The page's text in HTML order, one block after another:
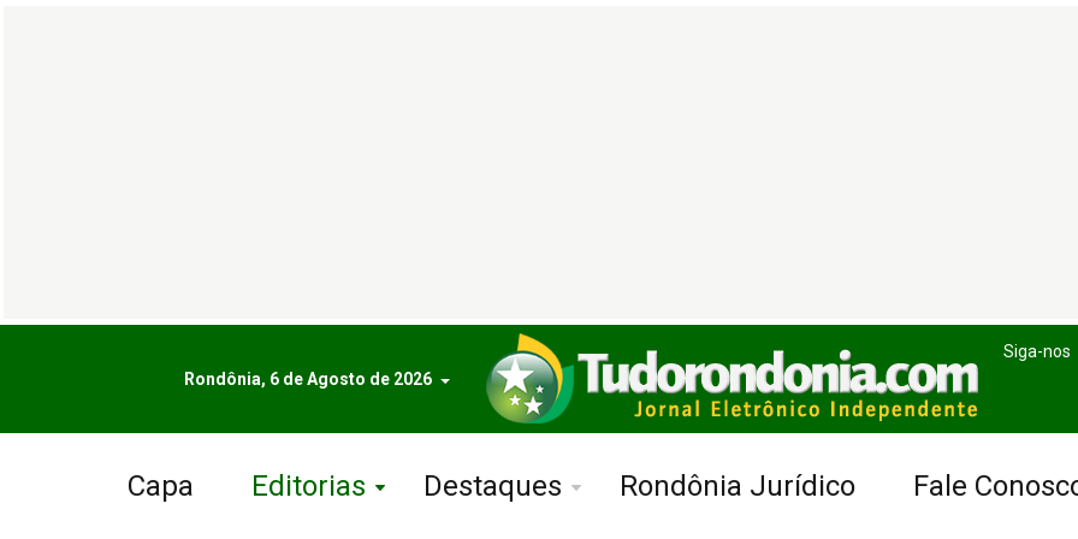
Rondônia, 6 de Agosto de 2026
Siga-nos
Capa Editorias Destaques Rondônia Jurídico Fale